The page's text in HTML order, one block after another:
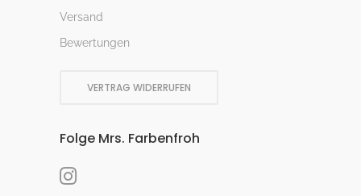
Versand
Bewertungen
VERTRAG WIDERRUFEN
Folge Mrs. Farbenfroh